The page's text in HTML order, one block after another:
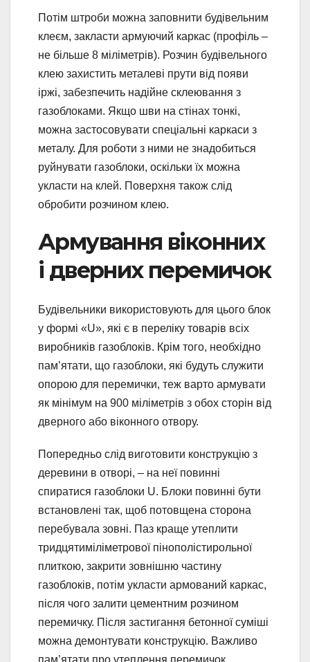
Потім штроби можна заповнити будівельним
клеєм, закласти армуючий каркас (профіль –
не більше 8 міліметрів). Розчин будівельного
клею захистить металеві прути від появи
іржі, забезпечить надійне склеювання з
газоблоками. Якщо шви на стінах тонкі,
можна застосовувати спеціальні каркаси з
металу. Для роботи з ними не знадобиться
руйнувати газоблоки, оскільки їх можна
укласти на клей. Поверхня також слід
обробити розчином клею.
Армування віконних
і дверних перемичок
Будівельники використовують для цього блок
у формі «U», які є в переліку товарів всіх
виробників газоблоків. Крім того, необхідно
пам’ятати, що газоблоки, які будуть служити
опорою для перемички, теж варто армувати
як мінімум на 900 міліметрів з обох сторін від
дверного або віконного отвору.
Попередньо слід виготовити конструкцію з
деревини в отворі, – на неї повинні
спиратися газоблоки U. Блоки повинні бути
встановлені так, щоб потовщена сторона
перебувала зовні. Паз краще утеплити
тридцятиміліметрової пінополістирольної
плиткою, закрити зовнішню частину
газоблоків, потім укласти армований каркас,
після чого залити цементним розчином
перемичку. Після застигання бетонної суміші
можна демонтувати конструкцію. Важливо
пам’ятати про утеплення перемичок.